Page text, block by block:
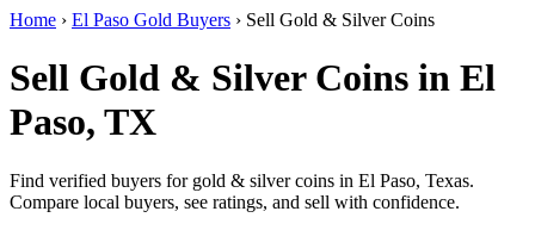
Home › El Paso Gold Buyers › Sell Gold & Silver Coins
Sell Gold & Silver Coins in El
Paso, TX
Find verified buyers for gold & silver coins in El Paso, Texas.
Compare local buyers, see ratings, and sell with confidence.